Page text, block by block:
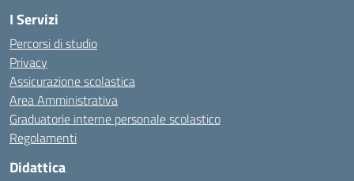
I Servizi
Percorsi di studio
Privacy
Assicurazione scolastica
Area Amministrativa
Graduatorie interne personale scolastico
Regolamenti
Didattica